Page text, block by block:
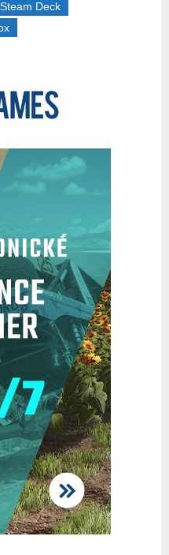
Steam Deck